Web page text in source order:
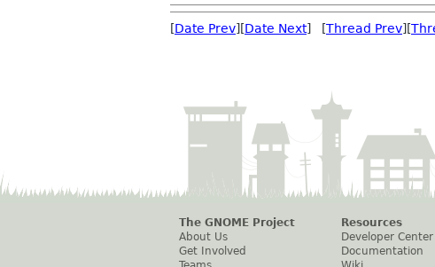
[Date Prev][Date Next] [Thread Prev][
The GNOME Project
About Us
Get Involved
Resources
Developer Center
Documentation